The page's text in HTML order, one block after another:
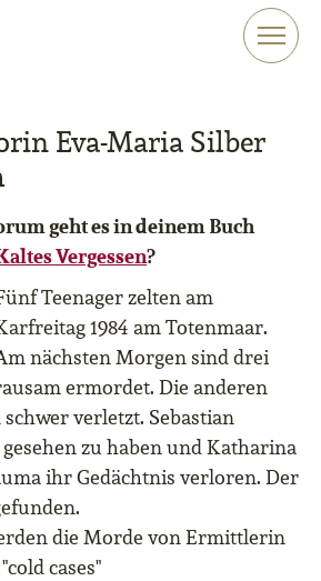
Eva-Maria Silber
geht es in deinem Buch
Vergessen?
Teenager zelten am
1984 am Totenmaar.
nächsten Morgen sind drei
ermordet. Die anderen
verletzt. Sebastian
zu haben und Katharina
ihr Gedächtnis verloren. Der
die Morde von Ermittlerin
cases"